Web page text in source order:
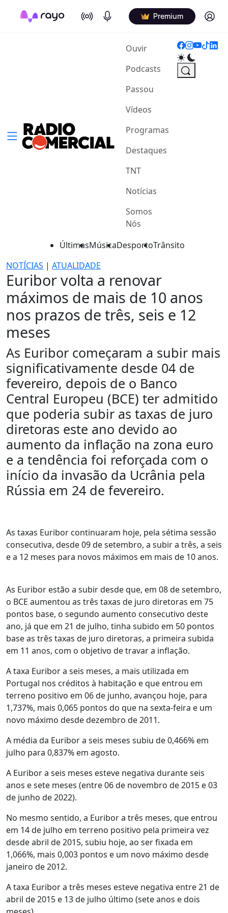
On Air Podcasts Premium Log in
Ouvir(current)
Podcasts
Passou
Vídeos
Programas
Destaques
TNT
Notícias
Somos
Nós
ÚltimasMúsicaDesportoTrânsito
NOTÍCIAS | ATUALIDADE
Euribor volta a renovar
máximos de mais de 10 anos
nos prazos de três, seis e 12
meses
As Euribor começaram a subir mais
significativamente desde 04 de
fevereiro, depois de o Banco
Central Europeu (BCE) ter admitido
que poderia subir as taxas de juro
diretoras este ano devido ao
aumento da inflação na zona euro
e a tendência foi reforçada com o
início da invasão da Ucrânia pela
Rússia em 24 de fevereiro.
As taxas Euribor continuaram hoje, pela sétima sessão
consecutiva, desde 09 de setembro, a subir a três, a seis
e a 12 meses para novos máximos em mais de 10 anos.
As Euribor estão a subir desde que, em 08 de setembro,
o BCE aumentou as três taxas de juro diretoras em 75
pontos base, o segundo aumento consecutivo deste
ano, já que em 21 de julho, tinha subido em 50 pontos
base as três taxas de juro diretoras, a primeira subida
em 11 anos, com o objetivo de travar a inflação.
A taxa Euribor a seis meses, a mais utilizada em
Portugal nos créditos à habitação e que entrou em
terreno positivo em 06 de junho, avançou hoje, para
1,737%, mais 0,065 pontos do que na sexta-feira e um
novo máximo desde dezembro de 2011.
A média da Euribor a seis meses subiu de 0,466% em
julho para 0,837% em agosto.
A Euribor a seis meses esteve negativa durante seis
anos e sete meses (entre 06 de novembro de 2015 e 03
de junho de 2022).
No mesmo sentido, a Euribor a três meses, que entrou
em 14 de julho em terreno positivo pela primeira vez
desde abril de 2015, subiu hoje, ao ser fixada em
1,066%, mais 0,003 pontos e um novo máximo desde
janeiro de 2012.
A taxa Euribor a três meses esteve negativa entre 21 de
abril de 2015 e 13 de julho último (sete anos e dois